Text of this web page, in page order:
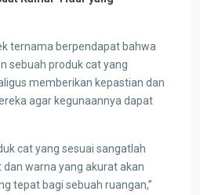
ternama berpendapat bahwa
sebuah produk cat yang
memberikan kepastian dan
agar kegunaannya dapat
cat yang sesuai sangatlah
warna yang akurat akan
tepat bagi sebuah ruangan,”